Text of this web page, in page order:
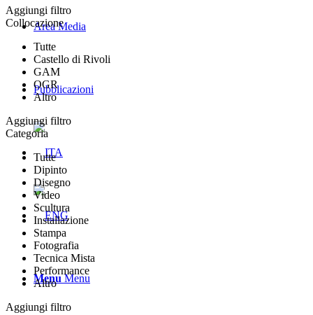
Area Media
Pubblicazioni
Menu Menu
Aggiungi filtro
Collocazione
Tutte
Castello di Rivoli
GAM
OGR
Altro
Aggiungi filtro
Categoria
Tutte
Dipinto
Disegno
Video
Scultura
Installazione
Stampa
Fotografia
Tecnica Mista
Performance
Altro
Aggiungi filtro